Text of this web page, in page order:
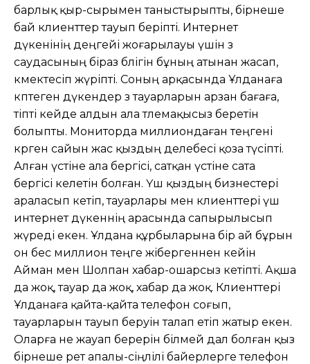
барлық қыр-сырымен таныстырыпты, бірнеше
бай клиенттер тауып беріпті. Интернет
дүкенінің деңгейі жоғарылауы үшін өз
саудасының біраз бөлігін бұның атынан жасап,
көмектесіп жүріпті. Соның арқасында Ұлданаға
көптеген дүкендер өз тауарларын арзан бағаға,
тіпті кейде алдын ала төлемақысыз беретін
болыпты. Мониторда миллиондаған теңгені
көрген сайын жас қыздың делебесі қоза түсіпті.
Алған үстіне ала бергісі, сатқан үстіне сата
бергісі келетін болған. Үш қыздың бизнестері
араласып кетіп, тауарлары мен клиенттері үш
интернет дүкеннің арасында сапырылысып
жүреді екен. Ұлдана құрбыларына бір ай бұрын
он бес миллион теңге жібергеннен кейін
Айман мен Шолпан хабар-ошарсыз кетіпті. Ақша
да жоқ, тауар да жоқ, хабар да жоқ. Клиенттері
Ұлданаға қайта-қайта телефон соғып,
тауарларын тауып беруін талап етіп жатыр екен.
Оларға не жауап берерін білмей дал болған қыз
бірнеше рет апалы-сіңлілі байерлерге телефон